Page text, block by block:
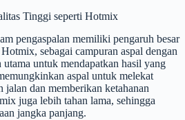
Tinggi seperti Hotmix
pengaspalan memiliki pengaruh besar
sebagai campuran aspal dengan
utama untuk mendapatkan hasil yang
aspal untuk melekat
jalan dan memberikan ketahanan
juga lebih tahan lama, sehingga
jangka panjang.